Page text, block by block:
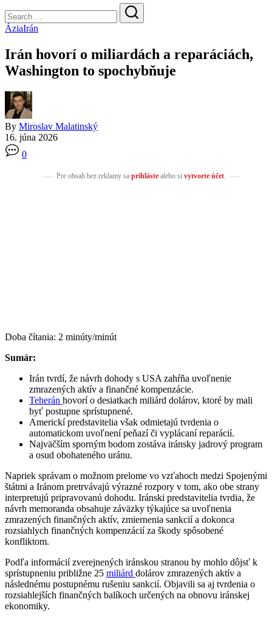
Search
Search
ÁziaIrán
Irán hovorí o miliardách a reparáciách,
Washington to spochybňuje
By Miroslav Malatinský
16. júna 2026
0
Pre obsah bez reklamy sa prihlástealebo si vytvorte účet.
Doba čítania: 2 minúty/minút
Sumár:
Irán tvrdí, že návrh dohody s USA zahŕňa uvoľnenie
zmrazených aktív a finančné kompenzácie.
Teherán hovorí o desiatkach miliárd dolárov, ktoré by mali
byť postupne sprístupnené.
Americkí predstavitelia však odmietajú tvrdenia o
automatickom uvoľnení peňazí či vyplácaní reparácií.
Najväčším sporným bodom zostáva iránsky jadrový program
a osud obohateného uránu.
Napriek správam o možnom prelome vo vzťahoch medzi Spojenými
štátmi a Iránom pretrvávajú výrazné rozpory v tom, ako obe strany
interpretujú pripravovanú dohodu. Iránski predstavitelia tvrdia, že
návrh memoranda obsahuje záväzky týkajúce sa uvoľnenia
zmrazených finančných aktív, zmiernenia sankcií a dokonca
rozsiahlych finančných kompenzácií za škody spôsobené
konfliktom.
Podľa informácií zverejnených iránskou stranou by mohlo dôjsť k
sprístupneniu približne 25 miliárd dolárov zmrazených aktív a
následnému postupnému rušeniu sankcií. Objavili sa aj tvrdenia o
rozsiahlejších finančných balíkoch určených na obnovu iránskej
ekonomiky.